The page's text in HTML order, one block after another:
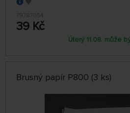
79787054
39 Kč
Úterý 11.08. může
Brusný papír P800 (3 ks)